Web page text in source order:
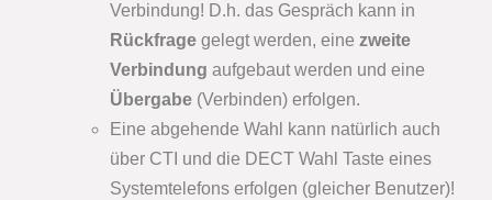
Verbindung! D.h. das Gespräch kann in
Rückfrage gelegt werden, eine zweite
Verbindung aufgebaut werden und eine
Übergabe (Verbinden) erfolgen.
Eine abgehende Wahl kann natürlich auch
über CTI und die DECT Wahl Taste eines
Systemtelefons erfolgen (gleicher Benutzer)!